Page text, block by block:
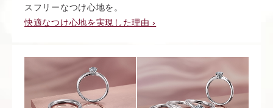
スフリーなつけ心地を。
快適なつけ心地を実現した理由 ›